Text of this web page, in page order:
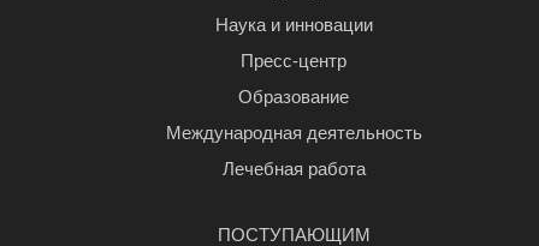
Наука и инновации
Пресс-центр
Образование
Международная деятельность
Лечебная работа
ПОСТУПАЮЩИМ